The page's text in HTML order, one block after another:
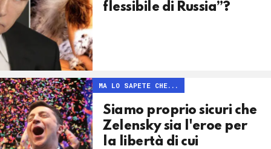
flessibile di Russia”?
MA LO SAPETE CHE...
Siamo proprio sicuri che
Zelensky sia l'eroe per
la libertà di cui